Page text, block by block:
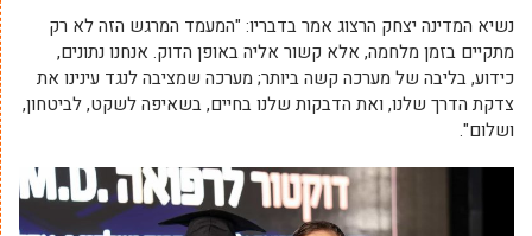
נשיא המדינה יצחק הרצוג אמר בדבריו: "המעמד המרגש הזה לא רק
מתקיים בזמן מלחמה, אלא קשור אליה באופן הדוק. אנחנו נתונים,
כידוע, בליבה של מערכה קשה ביותר; מערכה שמציבה לנגד עינינו את
צדקת הדרך שלנו, ואת הדבקות שלנו בחיים, בשאיפה לשקט, לביטחון,
ושלום".